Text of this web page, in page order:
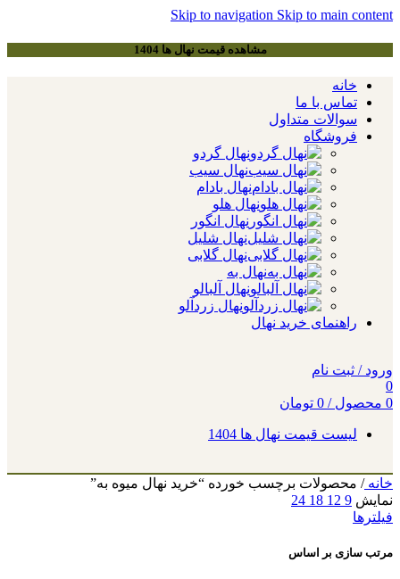
Skip to navigation Skip to main content
مشاهده قیمت نهال ها 1404
خانه
تماس با ما
سوالات متداول
فروشگاه
نهال گردو
نهال سیب
نهال بادام
نهال هلو
نهال انگور
نهال شلیل
نهال گلابی
نهال به
نهال آلبالو
نهال زردآلو
راهنمای خرید نهال
ورود / ثبت نام
0
0 محصول /
0 تومان
لیست قیمت نهال ها 1404
خانه/ محصولات برچسب خورده “خرید نهال میوه به”
نمایش 9
12
18
24
فیلترها
مرتب سازی بر اساس